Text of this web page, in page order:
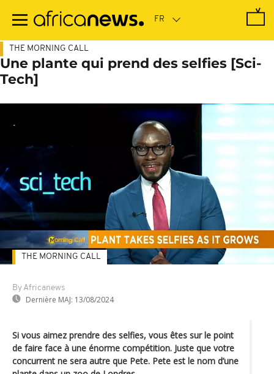
contenu
THE MORNING CALL
Une plante qui prend des selfies [Sci-
Tech]
By Africanews
Dernière MAJ: 13/08/2024
THE MORNING CALL
Si vous aimez prendre des selfies, vous êtes sur le point
de faire face à une énorme compétition. Juste que votre
concurrent ne sera autre que Pete. Pete est le nom d’une